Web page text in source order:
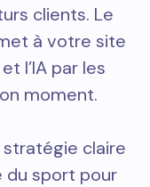
clients. Le
à votre site
l’IA par les
moment.
stratégie claire
du sport pour